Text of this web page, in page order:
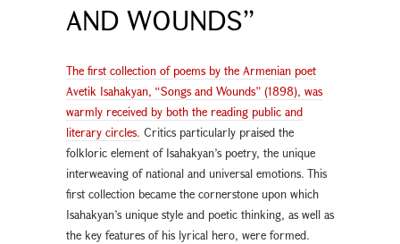
AND WOUNDS”
The first collection of poems by the Armenian poet
Avetik Isahakyan, “Songs and Wounds” (1898), was
warmly received by both the reading public and
literary circles. Critics particularly praised the
folkloric element of Isahakyan’s poetry, the unique
interweaving of national and universal emotions. This
first collection became the cornerstone upon which
Isahakyan’s unique style and poetic thinking, as well as
the key features of his lyrical hero, were formed.